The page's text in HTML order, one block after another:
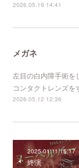
2026.05.19 14:41
メガネ
左目の白内障手術を
コンタクトレンズを
2026.05.12 12:36
2025.01.11 15:17
終演